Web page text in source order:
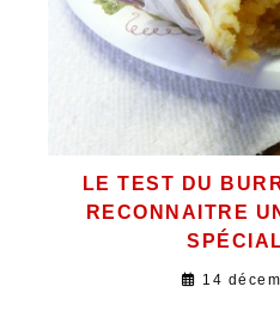
LE TEST DU
RECONNAITRE
14